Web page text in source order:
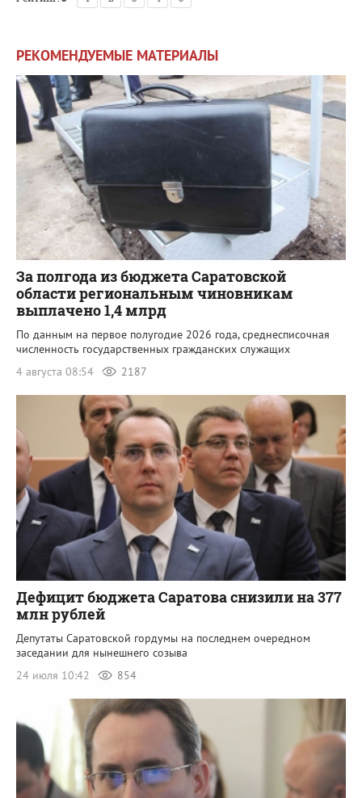
РЕКОМЕНДУЕМЫЕ МАТЕРИАЛЫ
За полгода из бюджета Саратовской
области региональным чиновникам
выплачено 1,4 млрд
По данным на первое полугодие 2026 года, среднесписочная
численность государственных гражданских служащих
4 августа 08:54
2187
Дефицит бюджета Саратова снизили на 377
млн рублей
Депутаты Саратовской гордумы на последнем очередном
заседании для нынешнего созыва
24 июля 10:42
854